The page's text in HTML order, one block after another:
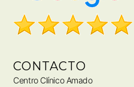
CONTACTO
Centro Clínico Amado